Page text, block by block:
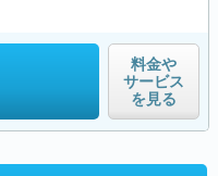
料金や
サービス
を見る